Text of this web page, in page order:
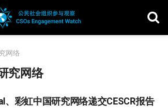
网络
究网络
彩虹中国研究网络递交CESCR报告